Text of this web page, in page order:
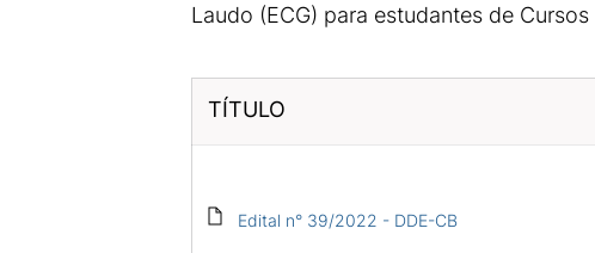
Laudo (ECG) para estudantes de
TÍTULO
Edital n° 39/2022 - DDE-CB